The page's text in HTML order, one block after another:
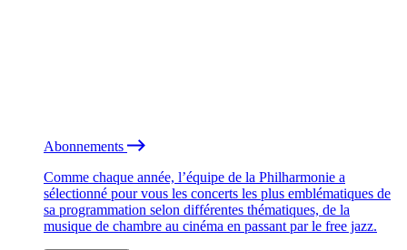
Abonnements
Comme chaque année, l’équipe de la Philharmonie a
sélectionné pour vous les concerts les plus emblématiques de
sa programmation selon différentes thématiques, de la
musique de chambre au cinéma en passant par le free jazz.